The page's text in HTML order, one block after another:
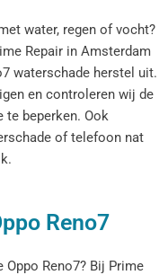
water, regen of vocht?
Repair in Amsterdam
waterschade herstel uit.
en controleren wij de
te beperken. Ook
of telefoon nat
Reno7
Reno7? Bij Prime